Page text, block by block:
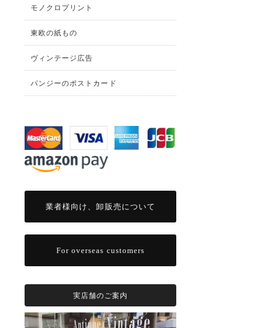
モノクロプリント
東欧の紙もの
ヴィンテージ広告
パンジーのポストカード
業者様向け、卸販売について
For overseas customers
実店舗のご案内